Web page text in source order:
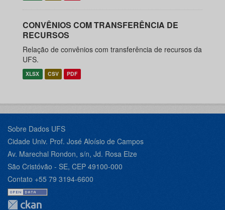
CONVÊNIOS COM TRANSFERÊNCIA DE
RECURSOS
Relação de convênios com transferência de recursos da
UFS.
XLSX CSV PDF
Sobre Dados UFS
Cidade Univ. Prof. José Aloísio de Campos
Av. Marechal Rondon, s/n, Jd. Rosa Elze
São Cristóvão - SE, CEP 49100-000
Contato +55 79 3194-6600